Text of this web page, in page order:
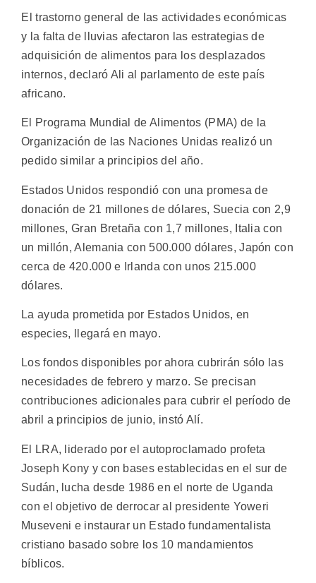
El trastorno general de las actividades económicas
y la falta de lluvias afectaron las estrategias de
adquisición de alimentos para los desplazados
internos, declaró Ali al parlamento de este país
africano.
El Programa Mundial de Alimentos (PMA) de la
Organización de las Naciones Unidas realizó un
pedido similar a principios del año.
Estados Unidos respondió con una promesa de
donación de 21 millones de dólares, Suecia con 2,9
millones, Gran Bretaña con 1,7 millones, Italia con
un millón, Alemania con 500.000 dólares, Japón con
cerca de 420.000 e Irlanda con unos 215.000
dólares.
La ayuda prometida por Estados Unidos, en
especies, llegará en mayo.
Los fondos disponibles por ahora cubrirán sólo las
necesidades de febrero y marzo. Se precisan
contribuciones adicionales para cubrir el período de
abril a principios de junio, instó Alí.
El LRA, liderado por el autoproclamado profeta
Joseph Kony y con bases establecidas en el sur de
Sudán, lucha desde 1986 en el norte de Uganda
con el objetivo de derrocar al presidente Yoweri
Museveni e instaurar un Estado fundamentalista
cristiano basado sobre los 10 mandamientos
bíblicos.